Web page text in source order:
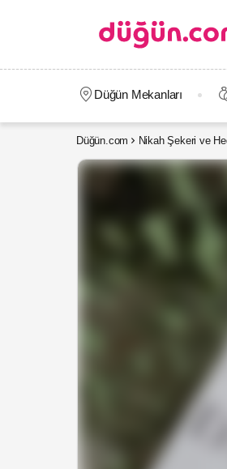
Düğün Mekanları
Düğün.com Nikah Şekeri ve